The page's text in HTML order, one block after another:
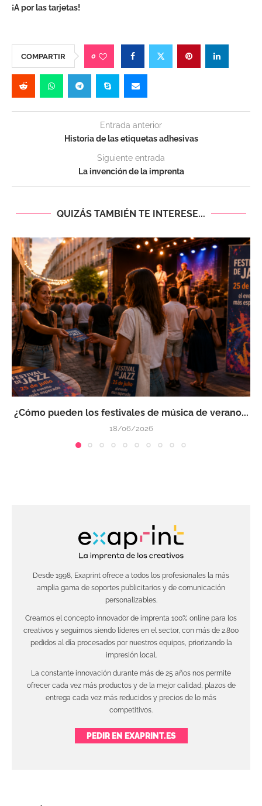
¡A por las tarjetas!
COMPARTIR 0
Entrada anterior
Historia de las etiquetas adhesivas
Siguiente entrada
La invención de la imprenta
QUIZÁS TAMBIÉN TE INTERESE...
¿Cómo pueden los festivales de música de verano...
18/06/2026
Desde 1998, Exaprint ofrece a todos los profesionales la más
amplia gama de soportes publicitarios y de comunicación
personalizables.
Creamos el concepto innovador de imprenta 100% online para los
creativos y seguimos siendo líderes en el sector, con más de 2.800
pedidos al día procesados por nuestros equipos, priorizando la
impresión local.
La constante innovación durante más de 25 años nos permite
ofrecer cada vez más productos y de la mejor calidad, plazos de
entrega cada vez más reducidos y precios de lo más
competitivos.
PEDIR EN EXAPRINT.ES